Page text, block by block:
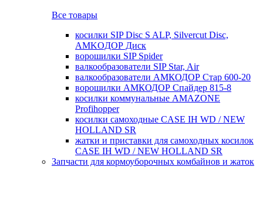
Все товары
косилки SIP Disc S ALP, Silvercut Disc,
AMKOДОР Диск
ворошилки SIP Spider
валкообразователи SIP Star, Air
валкообразователи АМКОДОР Стар 600-20
ворошилки АМКОДОР Спайдер 815-8
косилки коммунальные AMAZONE
Profihopper
косилки самоходные CASE IH WD / NEW
HOLLAND SR
жатки и приставки для самоходных косилок
CASE IH WD / NEW HOLLAND SR
Запчасти для кормоуборочных комбайнов и жаток